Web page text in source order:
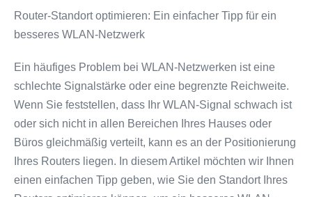
Router-Standort optimieren: Ein einfacher Tipp für ein
besseres WLAN-Netzwerk
Ein häufiges Problem bei WLAN-Netzwerken ist eine
schlechte Signalstärke oder eine begrenzte Reichweite.
Wenn Sie feststellen, dass Ihr WLAN-Signal schwach ist
oder sich nicht in allen Bereichen Ihres Hauses oder
Büros gleichmäßig verteilt, kann es an der Positionierung
Ihres Routers liegen. In diesem Artikel möchten wir Ihnen
einen einfachen Tipp geben, wie Sie den Standort Ihres